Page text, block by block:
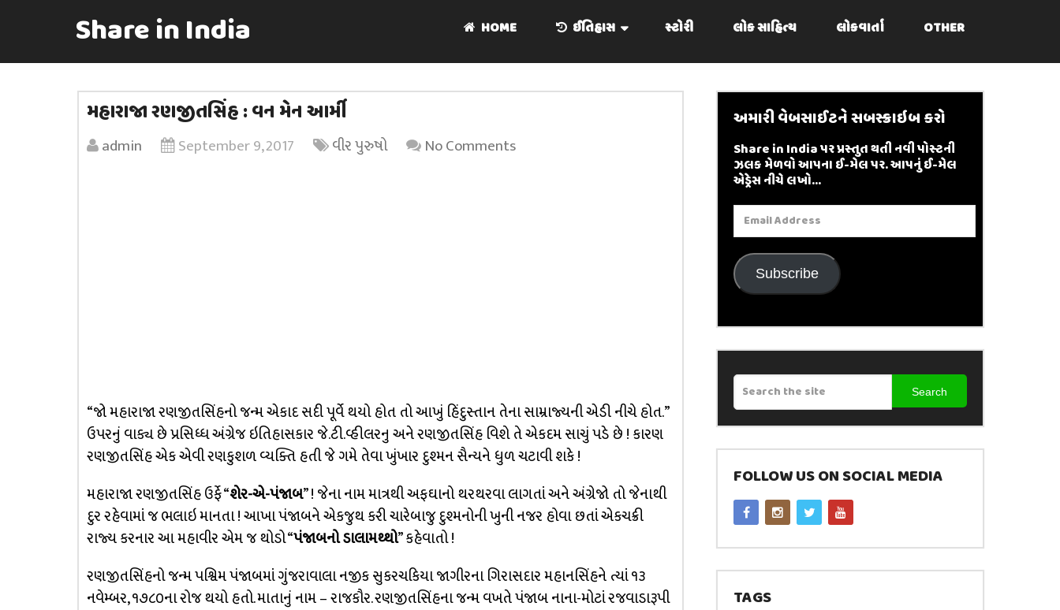
Share in India HOME ઈતિહાસ સ્ટોરી લોક સાહિત્ય લોકવાર્તા OTHER
મહારાજા રણજીતસિંહ : વન મેન આર્મી
admin September 9, 2017 વીર પુરુષો No Comments
“જો મહારાજા રણજીતસિંહનો જન્મ એકાદ સદી પૂર્વે થયો હોત તો આખું હિંદુસ્તાન તેના સામ્રાજ્યની એડી નીચે હોત.”
ઉપરનું વાક્ય છે પ્રસિધ્ધ અંગ્રેજ ઇતિહાસકાર જે.ટી.વ્હીલરનુ અને રણજીતસિંહ વિશે તે એકદમ સાચું પડે છે ! કારણ
રણજીતસિંહ એક એવી રણકુશળ વ્યક્તિ હતી જે ગમે તેવા ખુંખાર દુશ્મન સૈન્યને ધુળ ચટાવી શકે !
મહારાજા રણજીતસિંહ ઉર્ફે “શેર-એ-પંજાબ” ! જેના નામ માત્રથી અફઘાનો થરથરવા લાગતાં અને અંગ્રેજો તો જેનાથી
દુર રહેવામાં જ ભલાઇ માનતા ! આખા પંજાબને એકજુથ કરી ચારેબાજુ દુશ્મનોની ખુની નજર હોવા છતાં એકચક્રી
રાજ્ય કરનાર આ મહાવીર એમ જ થોડો “પંજાબનો ડાલામથ્થો” કહેવાતો !
રણજીતસિંહનો જન્મ પશ્વિમ પંજાબમાં ગુંજરાવાલા નજીક સુકરચકિયા જાગીરના ગિરાસદાર મહાનસિંહને ત્યાં ૧૩
નવેમ્બર, ૧૭૮૦ના રોજ થયો હતો. માતાનું નામ – રાજકૌર. રણજીતસિંહના જન્મ વખતે પંજાબ નાના-મોટાં રજવાડારૂપી
અમારી વેબસાઈટને સબસ્ક્રાઇબ કરો
Share in India પર પ્રસ્તુત થતી નવી પોસ્ટની
ઝલક મેળવો આપના ઈ-મેલ પર. આપનું ઈ-મેલ
એડ્રેસ નીચે લખો...
Email
Address
Subscribe
Search
FOLLOW US ON SOCIAL MEDIA
TAGS